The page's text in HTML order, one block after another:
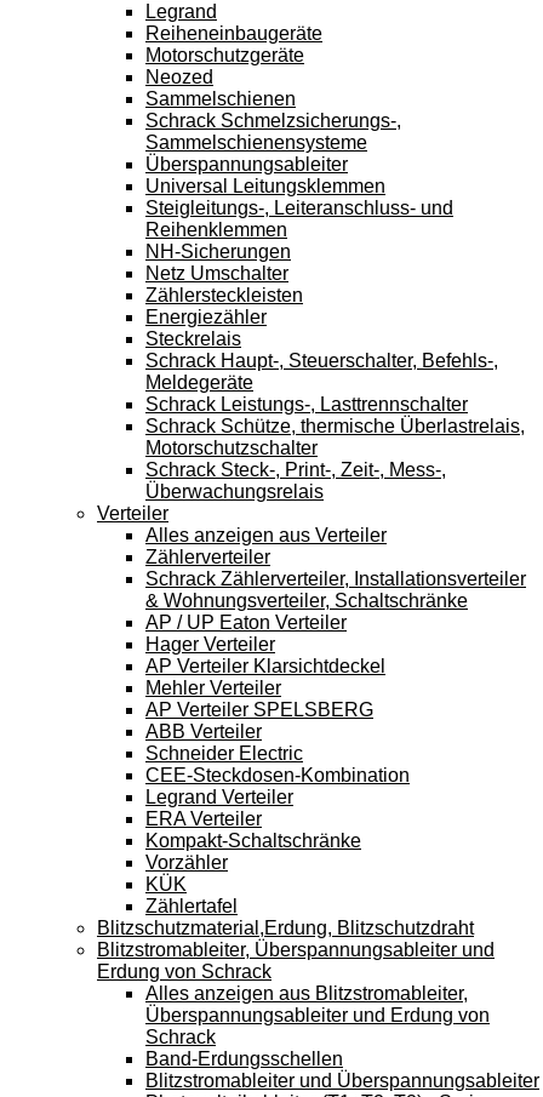
Legrand
Reiheneinbaugeräte
Motorschutzgeräte
Neozed
Sammelschienen
Schrack Schmelzsicherungs-,
Sammelschienensysteme
Überspannungsableiter
Universal Leitungsklemmen
Steigleitungs-, Leiteranschluss- und
Reihenklemmen
NH-Sicherungen
Netz Umschalter
Zählersteckleisten
Energiezähler
Steckrelais
Schrack Haupt-, Steuerschalter, Befehls-,
Meldegeräte
Schrack Leistungs-, Lasttrennschalter
Schrack Schütze, thermische Überlastrelais,
Motorschutzschalter
Schrack Steck-, Print-, Zeit-, Mess-,
Überwachungsrelais
Verteiler
Alles anzeigen aus Verteiler
Zählerverteiler
Schrack Zählerverteiler, Installationsverteiler
& Wohnungsverteiler, Schaltschränke
AP / UP Eaton Verteiler
Hager Verteiler
AP Verteiler Klarsichtdeckel
Mehler Verteiler
AP Verteiler SPELSBERG
ABB Verteiler
Schneider Electric
CEE-Steckdosen-Kombination
Legrand Verteiler
ERA Verteiler
Kompakt-Schaltschränke
Vorzähler
KÜK
Zählertafel
Blitzschutzmaterial,Erdung, Blitzschutzdraht
Blitzstromableiter, Überspannungsableiter und
Erdung von Schrack
Alles anzeigen aus Blitzstromableiter,
Überspannungsableiter und Erdung von
Schrack
Band-Erdungsschellen
Blitzstromableiter und Überspannungsableiter